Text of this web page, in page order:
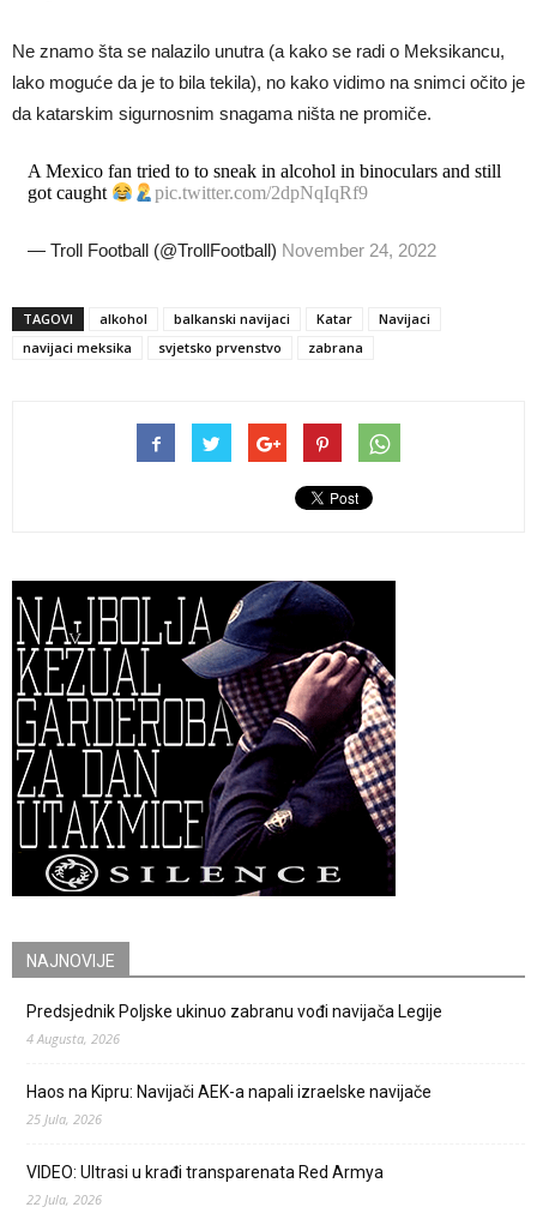
Ne znamo šta se nalazilo unutra (a kako se radi o Meksikancu,
lako moguće da je to bila tekila), no kako vidimo na snimci očito je
da katarskim sigurnosnim snagama ništa ne promiče.
A Mexico fan tried to to sneak in alcohol in binoculars and still
got caught
pic.twitter.com/2dpNqIqRf9
— Troll Football (@TrollFootball) November 24, 2022
TAGOVI alkohol balkanski navijaci Katar
Navijaci
navijaci meksika
svjetsko prvenstvo zabrana
NAJNOVIJE
Predsjednik Poljske ukinuo zabranu vođi navijača Legije
4 Augusta, 2026
Haos na Kipru: Navijači AEK-a napali izraelske navijače
25 Jula, 2026
VIDEO: Ultrasi u krađi transparenata Red Armya
22 Jula, 2026